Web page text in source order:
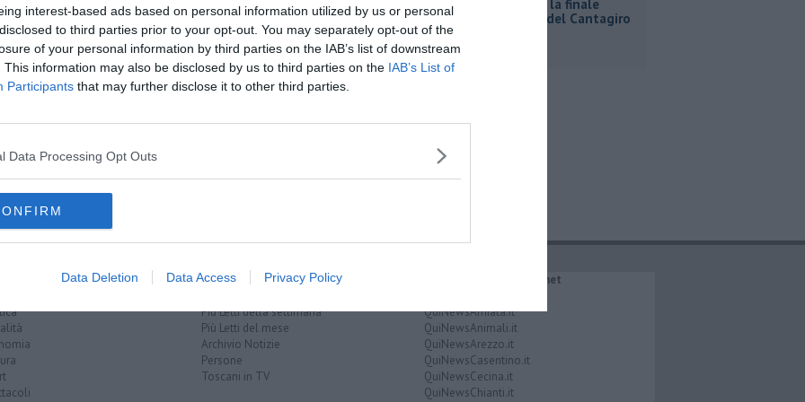
interest-based ads based on personal information utilized by us or personal
to third parties prior to your opt-out. You may separately opt-out of the
of your personal information by third parties on the IAB’s list of downstream
This information may also be disclosed by us to third parties on the IAB’s List of
Participants that may further disclose it to other third parties.
Data Processing Opt Outs
Data Deletion Data Access Privacy Policy
italiana
grosseto val di cecina
A Bibbona la finale
regionale del Cantagiro
RUBRICHE
Più Letti della settimana
Più Letti del mese
Archivio Notizie
Persone
Toscani in TV
IL NETWORK QuiNews.net
QuiNewsAmiata.it
QuiNewsAnimali.it
QuiNewsArezzo.it
QuiNewsCasentino.it
QuiNewsCecina.it
QuiNewsChianti.it